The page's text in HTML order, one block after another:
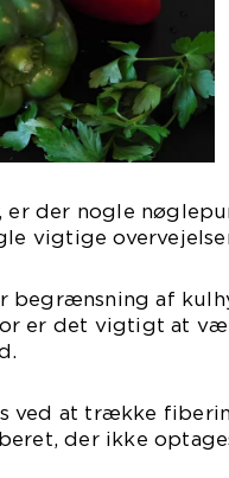
der nogle
vigtige
begrænsning af
er det vigtigt at
ved at trække
der ikke